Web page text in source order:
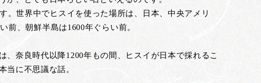
。世界中でヒスイを使った場所は、日本、中央アメリ
前、朝鮮半島は1600年ぐらい前。
奈良時代以降1200年もの間、ヒスイが日本で採れるこ
当に不思議な話。